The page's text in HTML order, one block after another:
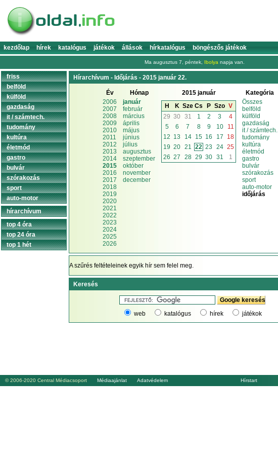
kezdőlap hírek katalógus játékok állások hírkatalógus böngészős játékok
Ma augusztus 7, péntek, Ibolya napja van.
Hírarchívum - Időjárás - 2015 január 22.
Év
2006
2007
2008
2009
2010
2011
2012
2013
2014
2015
2016
2017
2018
2019
2020
2021
2022
2023
2024
2025
2026
Hónap
január
február
március
április
május
június
július
augusztus
szeptember
október
november
december
2015 január
H
K Sze Cs P Szo V
29 30 31 1 2 3
4
5
6 7 8 9 10
11
12 13 14 15 16 17
18
19 20 21 22 23 24 25
26 27 28 29 30 31 1
Kategória
Összes
belföld
külföld
gazdaság
it / számtech.
tudomány
kultúra
életmód
gastro
bulvár
szórakozás
sport
auto-motor
időjárás
A szűrés feltételeinek egyik hír sem felel meg.
Keresés
web katalógus hírek játékok
friss
belföld
külföld
gazdaság
it / számtech.
tudomány
kultúra
életmód
gastro
bulvár
szórakozás
sport
auto-motor
hírarchívum
top 4 óra
top 24 óra
top 1 hét
© 2006-2020 Central Médiacsoport Médiaajánlat Adatvédelem Hírstart